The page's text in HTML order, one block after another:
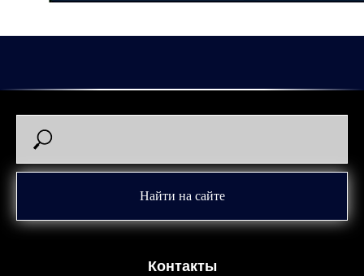
Найти на сайте
Контакты